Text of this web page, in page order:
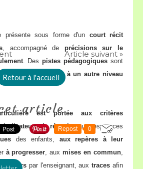
présente sous forme d'un court récit
, accompagné de précisions sur le
. Despistes pédagogiques sont
adapter les modules à un autre niveau
est portée aux critères
indicateurs de réussite, aux ressources
des enfants, aux repères à leur
à progresser, auxmises en commun,
savoirs par l'enseignant, auxtraces afin
Article suivant »
Retour à l'accueil
article
Repost 0